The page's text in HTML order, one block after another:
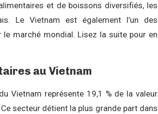
et de boissons diversifiés, les
Le Vietnam est également l’un des
marché mondial. Lisez la suite pour en
au Vietnam
Vietnam représente 19,1 % de la valeur
secteur détient la plus grande part dans